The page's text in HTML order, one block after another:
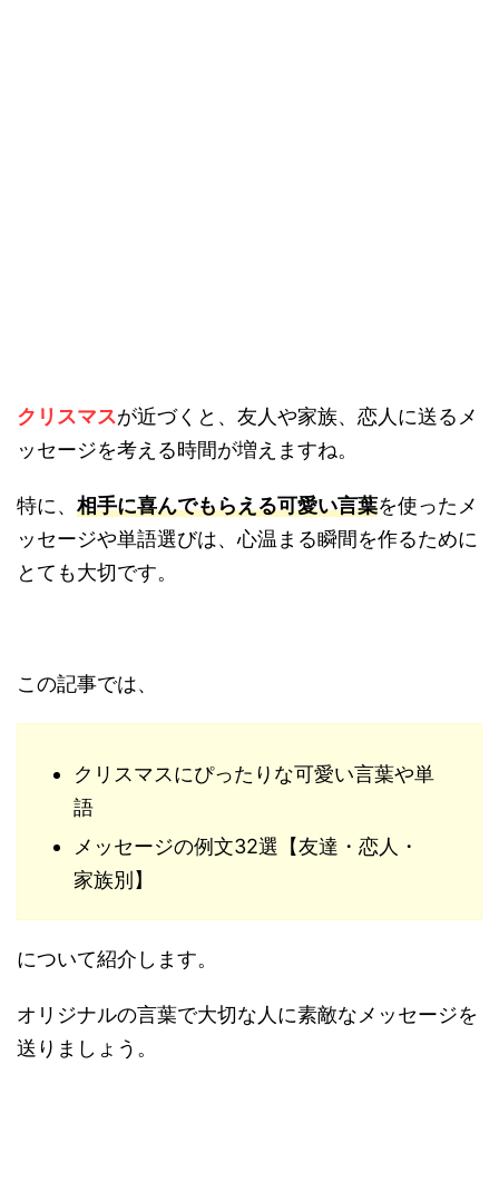
クリスマスが近づくと、友人や家族、恋人に送るメ
ッセージを考える時間が増えますね。
特に、 相手に喜んでもらえる可愛い言葉を使ったメ
ッセージや単語選びは、心温まる瞬間を作るために
とても大切です。
この記事では、
クリスマスにぴったりな可愛い言葉や単
語
メッセージの例文32選【友達・恋人・
家族別】
について紹介します。
オリジナルの言葉で大切な人に素敵なメッセージを
送りましょう。